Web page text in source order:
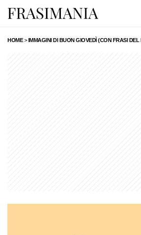
HOME>IMMAGINI DI BUON GIOVEDÌ (CON FRASI